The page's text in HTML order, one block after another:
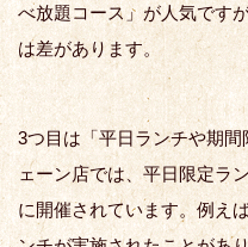
べ放題コース」が人気です
は差があります。
3つ目は「平日ランチや期
ェーン店では、平日限定ラ
に開催されています。例え